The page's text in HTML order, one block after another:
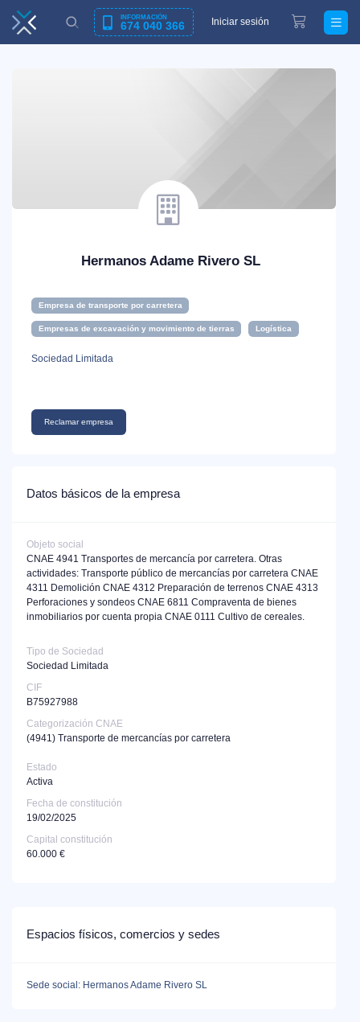
INFORMACIÓN
674 040 366 Iniciar sesión
Hermanos Adame Rivero SL
Empresa de transporte por carretera
Empresas de excavación y movimiento de tierras Logística
Sociedad Limitada
Reclamar empresa
Datos básicos de la empresa
Objeto social
CNAE 4941 Transportes de mercancía por carretera. Otras
actividades: Transporte público de mercancías por carretera CNAE
4311 Demolición CNAE 4312 Preparación de terrenos CNAE 4313
Perforaciones y sondeos CNAE 6811 Compraventa de bienes
inmobiliarios por cuenta propia CNAE 0111 Cultivo de cereales.
Tipo de Sociedad
Sociedad Limitada
CIF
B75927988
Categorización CNAE
(4941) Transporte de mercancías por carretera
Estado
Activa
Fecha de constitución
19/02/2025
Capital constitución
60.000 €
Espacios físicos, comercios y sedes
Sede social: Hermanos Adame Rivero SL